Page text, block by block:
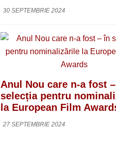
30 SEPTEMBRIE 2024
Anul Nou care n-a fost
selecția pentru
la European Film
27 SEPTEMBRIE 2024